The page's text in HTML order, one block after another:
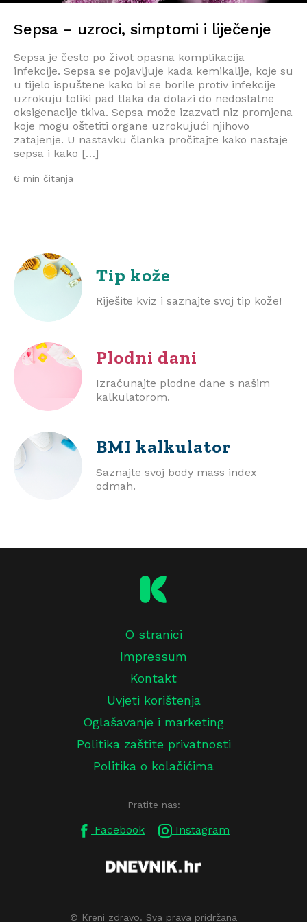
Sepsa – uzroci, simptomi i liječenje
Sepsa je često po život opasna komplikacija
infekcije. Sepsa se pojavljuje kada kemikalije, koje su
u tijelo ispuštene kako bi se borile protiv infekcije
uzrokuju toliki pad tlaka da dolazi do nedostatne
oksigenacije tkiva. Sepsa može izazvati niz promjena
koje mogu oštetiti organe uzrokujući njihovo
zatajenje. U nastavku članka pročitajte kako nastaje
sepsa i kako […]
6 min čitanja
Tip kože
Riješite kviz i saznajte svoj tip kože!
Plodni dani
Izračunajte plodne dane s našim
kalkulatorom.
BMI kalkulator
Saznajte svoj body mass index
odmah.
O stranici
Impressum
Kontakt
Uvjeti korištenja
Oglašavanje i marketing
Politika zaštite privatnosti
Politika o kolačićima
Pratite nas:
Facebook Instagram
© Kreni zdravo. Sva prava pridržana